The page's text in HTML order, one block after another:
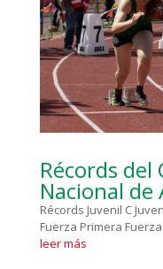
Récords
Nacional
Récords Juvenil C
Fuerza Primera
leer más